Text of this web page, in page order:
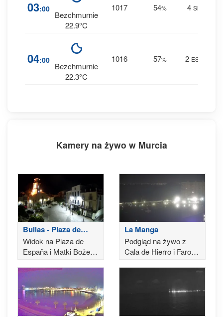
03:00
Bezchmurnie
22.9°C
1017 54% 4 SE
04:00
Bezchmurnie
22.3°C
1016 57% 2 ESE
Kamery na żywo w Murcia
Bullas - Plaza de
España
Widok na Plaza de
España i Matki Bożej
Różańcowej Kościół
parafialny Bullas
La Manga
Podgląd na żywo z
Cala de Hierro i Faro
de Cabo de Palos w